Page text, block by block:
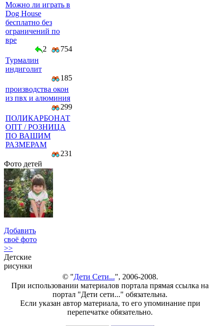
Можно ли играть в
Dog House
бесплатно без
ограничений по
вре
2
754
Турмалин
индиголит
185
производства окон
из пвх и алюминия
299
ПОЛИКАРБОНАТ
ОПТ / РОЗНИЦА
ПО ВАШИМ
РАЗМЕРАМ
231
Фото детей
Добавить
своё фото
>>
Детские
рисунки
© "Дети Сети...", 2006-2008.
При использовании материалов портала прямая ссылка на
портал "Дети сети..." обязательна.
Если указан автор материала, то его упоминание при
перепечатке обязательно.